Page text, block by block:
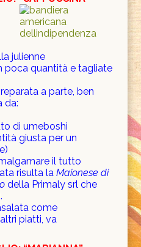
julienne
poca quantità e tagliate
a parte, ben
da:
di umeboshi
giusta per un
il tutto
risulta laMaionese di
della Primaly srl che
come
piatti, va